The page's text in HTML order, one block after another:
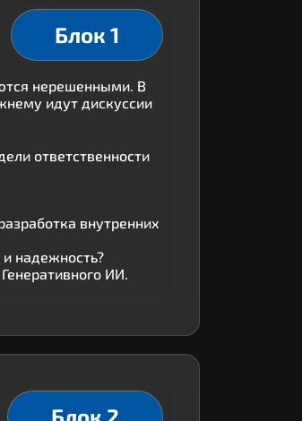
Блок 1
нерешенными. В
идут дискуссии
ответственности
внутренних
надежность?
ИИ.